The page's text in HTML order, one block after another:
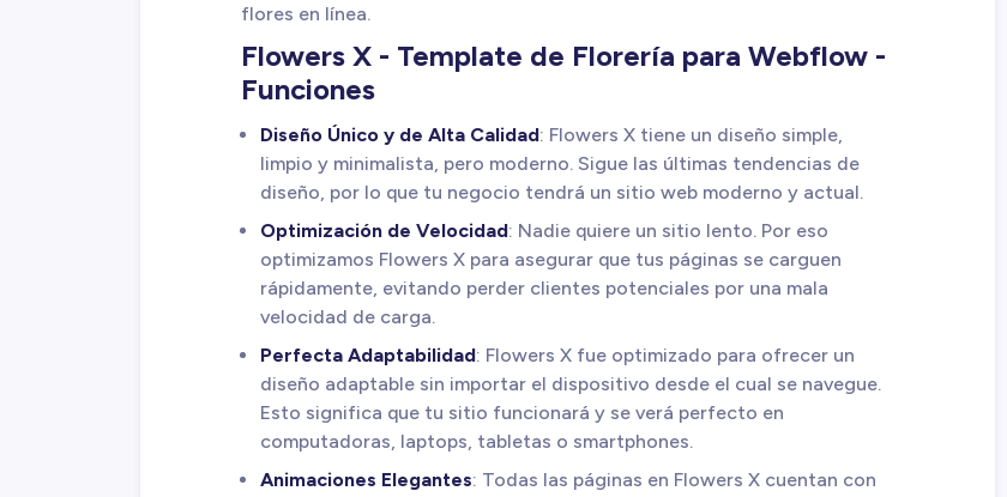
flores en línea.
Flowers X - Template de Florería para Webflow -
Funciones
Diseño Único y de Alta Calidad: Flowers X tiene un diseño simple,
limpio y minimalista, pero moderno. Sigue las últimas tendencias de
diseño, por lo que tu negocio tendrá un sitio web moderno y actual.
Optimización de Velocidad: Nadie quiere un sitio lento. Por eso
optimizamos Flowers X para asegurar que tus páginas se carguen
rápidamente, evitando perder clientes potenciales por una mala
velocidad de carga.
Perfecta Adaptabilidad: Flowers X fue optimizado para ofrecer un
diseño adaptable sin importar el dispositivo desde el cual se navegue.
Esto significa que tu sitio funcionará y se verá perfecto en
computadoras, laptops, tabletas o smartphones.
Animaciones Elegantes: Todas las páginas en Flowers X cuentan con